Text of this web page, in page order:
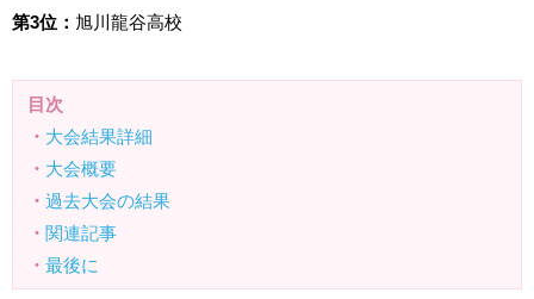
第3位： 旭川龍谷高校
目次
・ 大会結果詳細
・ 大会概要
・ 過去大会の結果
・ 関連記事
・ 最後に